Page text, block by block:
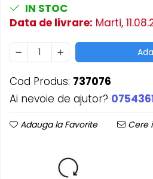
IN STOC
Data de livrare: Marti,
Cod Produs: 737076
Ai nevoie de ajutor?
Adauga la Favorite Cere